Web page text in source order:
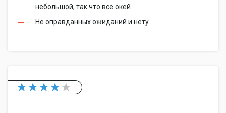
небольшой, так что все окей.
Не оправданных ожиданий и нету